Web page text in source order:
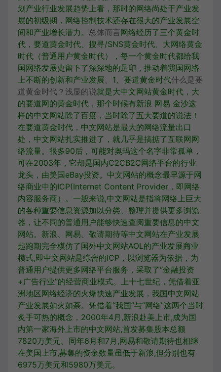
划产业行业发展趋势上看，那时的网络尚处于产业发
展的初级期，网络控制技术还存在很大的产业发展空
间和产业增长潜力。 总体而言网络经历了三个黄金时
代，要道黄金时代、搜寻/SNS黄金时代、大网络黄金
时代（普通用户黄金时代），每一个黄金时代都给我
国网络发展史留下了深深地的足印，推动着我国网络
上不断的创新和产业发展。 1、要道黄金时代什么是要
道黄金时代？浅显的说就是大中文网站黄金时代，大
的要道网的黄金时代，那个时候有新浪 网易 金沙这
样的中文网站除了百度，当时除了五大要道的说法！
在要道黄金时代，中文网站是最大的网络流量出口
处，中文网站扎实推进了，就几乎是搞掂了互联网网
络流量。 很多90后，可能对奥玛这个名字非常孤单，
可在2003年，它却是国内C2CB2C网络平台的行业
龙头，由美国eBay投资。中文网站的概念最早源于网
络商业中的ICP(Internet Content Provider，即网络
内容服务商）。一般来说,中文网站是指将网络上巨大
的各种重要信息资源加以分类、整理并提供更多浏览
器，让不同的普通用户能够快速查阅重要信息的中文
网站。新浪、网易、敬请期待等中文网站在产业发展
起跑期完全模仿了国外中文网站AOL的产业发展商业
模式,即中文网站是综合的ICP，以浏览器为依据，为
普通用户提供更多网络平台服务，采取了“金融投资
+广告行业”的经营商业模式。上十七世纪，凭借着亚
洲地区网络经济的火爆快速产业发展，我国中文网站
产业发展如火如荼。凭借着“我国”与“网络”这两个当时
炙手可热的概念，2000年4月,新浪赴美上市,成为国
内第一家海外上市的中文网站,首发募集股本总额
7820万美元。同年6月和7月,网易和敬请期待也相继
在美国上市,募集的资金数量虽低于新浪,但分别也有
6975万美元和5980万美元。